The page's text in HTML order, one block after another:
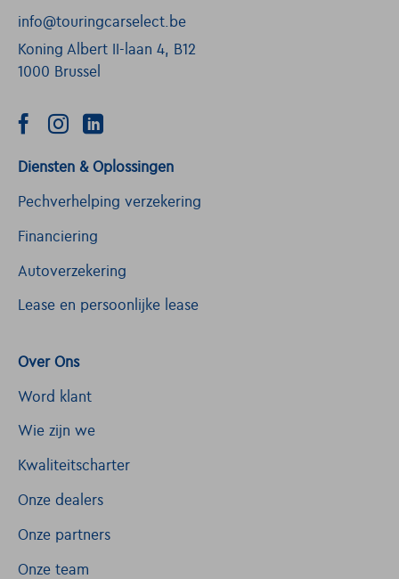
info@touringcarselect.be
Koning Albert II-laan 4, B12
1000 Brussel
Diensten & Oplossingen
Pechverhelping verzekering
Financiering
Autoverzekering
Lease en persoonlijke lease
Over Ons
Word klant
Wie zijn we
Kwaliteitscharter
Onze dealers
Onze partners
Onze team